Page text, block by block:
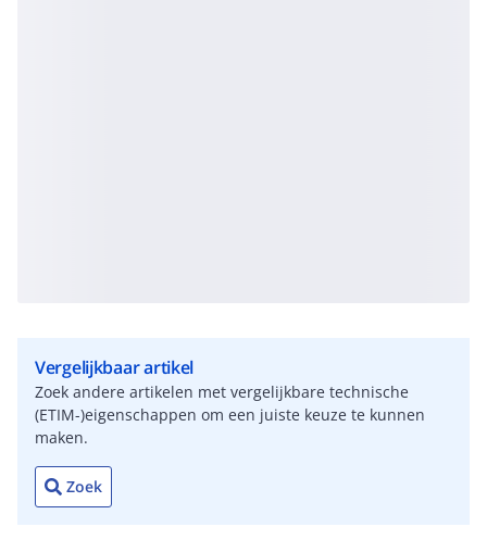
Vergelijkbaar artikel
Zoek andere artikelen met vergelijkbare technische
(ETIM-)eigenschappen om een juiste keuze te kunnen
maken.
Zoek